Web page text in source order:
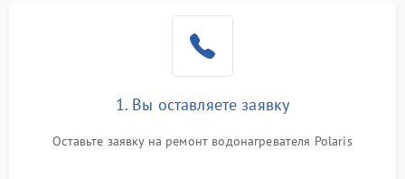
1. Вы оставляете заявку
Оставьте заявку на ремонт водонагревателя Polaris